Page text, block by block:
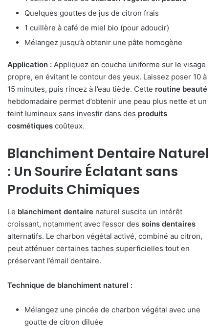
Quelques gouttes de jus de citron frais
1 cuillère à café de miel bio (pour adoucir)
Mélangez jusqu’à obtenir une pâte homogène
Application : Appliquez en couche uniforme sur le visage
propre, en évitant le contour des yeux. Laissez poser 10 à
15 minutes, puis rincez à l’eau tiède. Cette routine beauté
hebdomadaire permet d’obtenir une peau plus nette et un
teint lumineux sans investir dans des produits
cosmétiques coûteux.
Blanchiment Dentaire Naturel
: Un Sourire Éclatant sans
Produits Chimiques
Le blanchiment dentaire naturel suscite un intérêt
croissant, notamment avec l’essor des soins dentaires
alternatifs. Le charbon végétal activé, combiné au citron,
peut atténuer certaines taches superficielles tout en
préservant l’émail dentaire.
Technique de blanchiment naturel :
Mélangez une pincée de charbon végétal avec une
goutte de citron diluée